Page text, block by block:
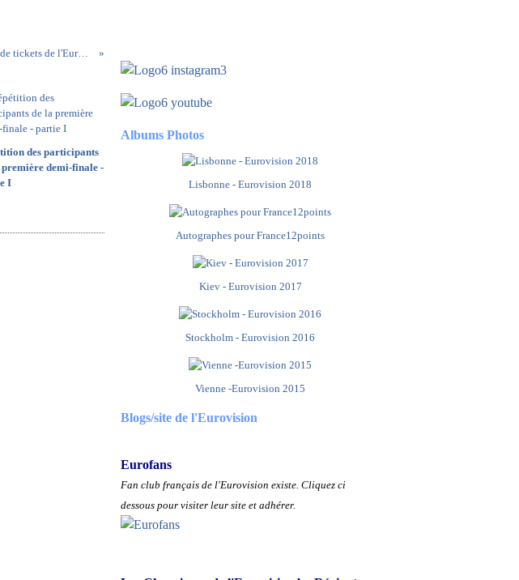
Nous avons testé le site de vente de tickets de l'Eurovision
des participants
première demi-finale -
I
Albums Photos
Lisbonne - Eurovision 2018
Autographes pour France12points
Kiev - Eurovision 2017
Stockholm - Eurovision 2016
Vienne -Eurovision 2015
Blogs/site de l'Eurovision
Eurofans
Fan club français de l'Eurovision existe. Cliquez ci
dessous pour visiter leur site et adhérer.